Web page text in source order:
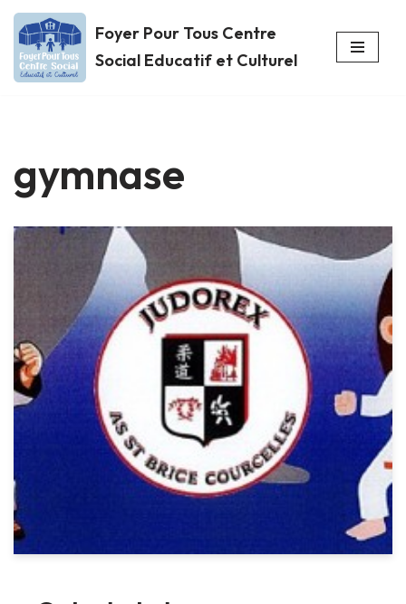
Aller
au
Foyer Pour Tous Centre
Social Educatif et Culturel
gymnase